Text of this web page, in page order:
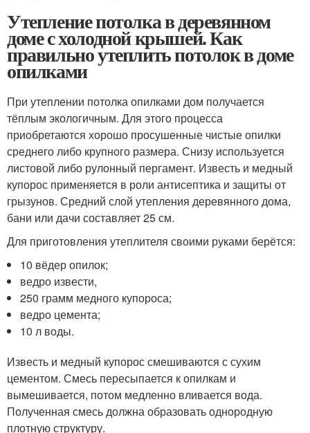
Утепление потолка в деревянном
доме с холодной крышей. Как
правильно утеплить потолок в доме
опилками
При утеплении потолка опилками дом получается
тёплым экологичным. Для этого процесса
приобретаются хорошо просушенные чистые опилки
среднего либо крупного размера. Снизу используется
листовой либо рулонный пергамент. Известь и медный
купорос применяется в роли антисептика и защиты от
грызунов. Средний слой утепления деревянного дома,
бани или дачи составляет 25 см.
Для приготовления утеплителя своими руками берётся:
10 вёдер опилок;
ведро извести,
250 грамм медного купороса;
ведро цемента;
10 л воды.
Известь и медный купорос смешиваются с сухим
цементом. Смесь пересыпается к опилкам и
вымешивается, потом медленно вливается вода.
Полученная смесь должна образовать однородную
плотную структуру.